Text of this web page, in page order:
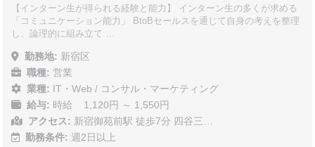
【インターン生が得られる経験と能力】 インターン生の多くが求める
「コミュニケーション能力」 BtoBセールスを通じて自身の考えを整理
し、論理的に組み立て …
勤務地: 新宿区
職種: 営業
業種: IT・Web / コンサル・マーケティング
給与: 時給 1,120円 ～ 1,550円
アクセス: 新宿御苑前駅 徒歩7分 四谷三…
勤務条件: 週2日以上